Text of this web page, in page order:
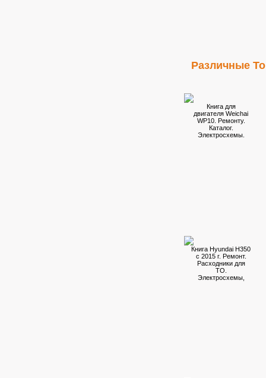
Различные
Книга для
двигателя Weichai
WP10. Ремонту.
Каталог.
Электросхемы.
Книга Hyundai H350
c 2015 г. Ремонт.
Расходники для
ТО.
Электросхемы,